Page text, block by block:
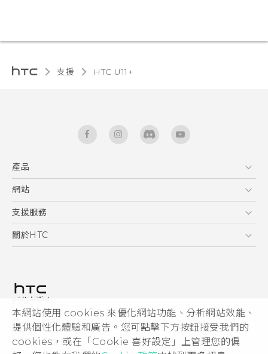
本網站使用 cookies 來優化網站功能、分析網站效能、
提供個性化體驗和廣告。您可點擊下方按鈕接受我們的
cookies，或在「Cookie 喜好設定」上管理您的偏
支援 HTC U11+‎
產品
5G
智能手機
區塊鍊手機
網站
HTC Dev
HTC Research
支援服務
服務中心
關於HTC
私隱政策
產品安全
加入HTC
Security and Privacy Whitepaper
© 2011-2026 HTC Corporation
HTC 法律文件